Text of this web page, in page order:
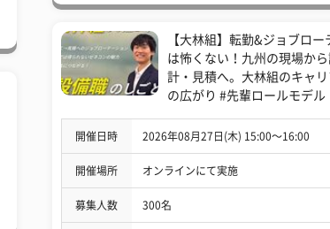
【大林組】転勤&ジョブロー
は怖くない！九州の現場か
計・見積へ。大林組のキャリ
の広がり #先輩ロールモデル
開催日時 2026年08月27日(木) 15:00〜16:00
開催場所 オンラインにて実施
募集人数 300名